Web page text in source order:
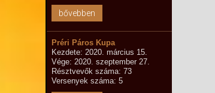
bővebben
Préri Páros Kupa
Kezdete: 2020. március 15.
Vége: 2020. szeptember 27.
Résztvevők száma: 73
Versenyek száma: 5